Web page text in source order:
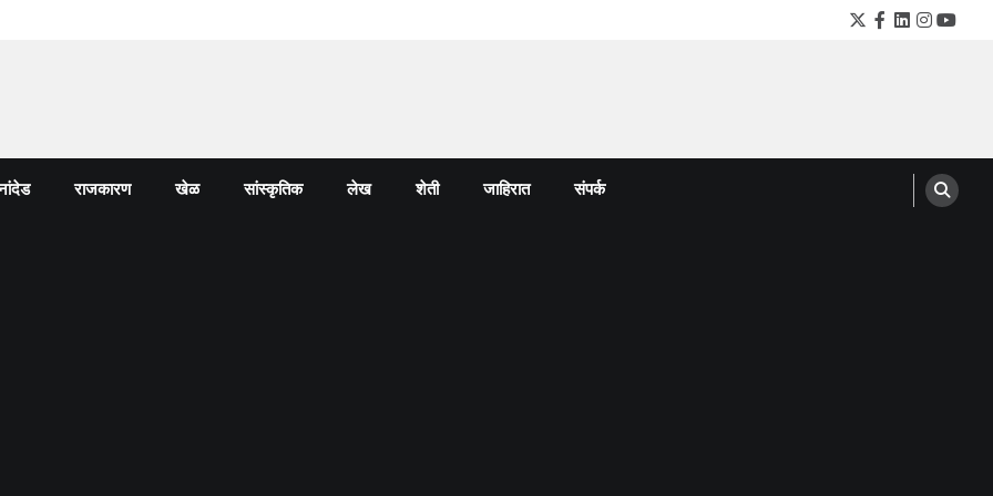
Twitter
Facebook
LinkedIn
राजकारण खेळ सांस्कृतिक लेख शेती जाहिरात संपर्क